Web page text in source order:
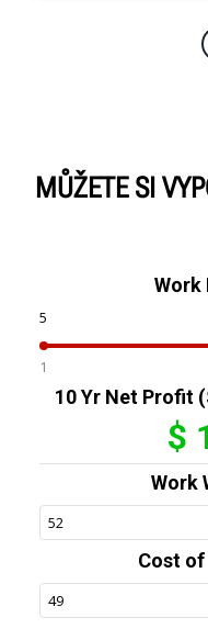
MŮŽETE SI